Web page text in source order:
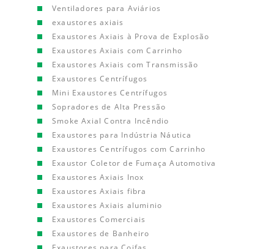
Ventiladores para Aviários
exaustores axiais
Exaustores Axiais à Prova de Explosão
Exaustores Axiais com Carrinho
Exaustores Axiais com Transmissão
Exaustores Centrífugos
Mini Exaustores Centrífugos
Sopradores de Alta Pressão
Smoke Axial Contra Incêndio
Exaustores para Indústria Náutica
Exaustores Centrífugos com Carrinho
Exaustor Coletor de Fumaça Automotiva
Exaustores Axiais Inox
Exaustores Axiais fibra
Exaustores Axiais aluminio
Exaustores Comerciais
Exaustores de Banheiro